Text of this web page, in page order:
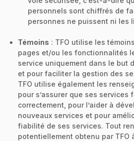
personnels sont chiffrés de
personnes ne puissent ni les
Témoins : TFO utilise les
pages et/ou les fonctionnalités
service uniquement dans le but
et pour faciliter la gestion des
TFO utilise également les
pour s’assurer que ses services
correctement, pour l’aider à
nouveaux services et pour
fiabilité de ses services. Tout
potentiellement obtenu par TFO